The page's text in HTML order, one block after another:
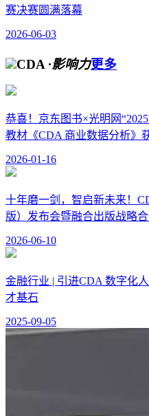
赛决赛圆满落幕
2026-06-03
CDA ·影响力更多
恭喜！京东图书×光明网
教材《CDA 商业数据分析》
2026-01-16
十年磨一剑，智启新未来！
版）发布会暨融合出版战略
2026-06-10
金融行业 | 引进CDA 数字化
才基石
2025-09-05